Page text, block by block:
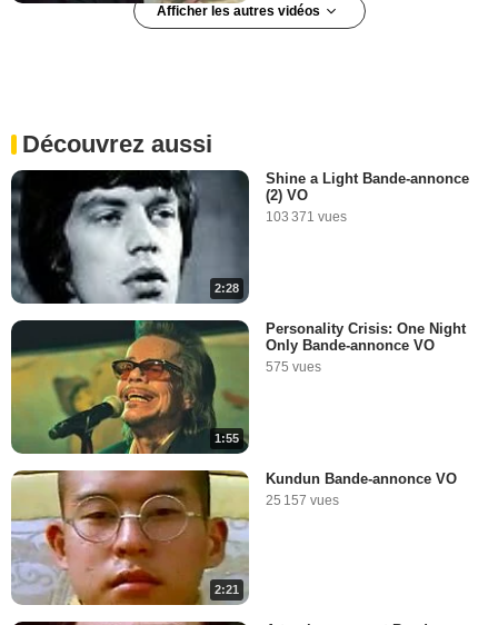
Afficher les autres vidéos
1:29
3:35
Silence : interview Martin
14:24
La leçon de cinéma de
5:48
Découvrez aussi
2:28
Shine a Light Bande-annonce
(2) VO
103 371 vues
1:55
Personality Crisis: One Night
Only Bande-annonce VO
575 vues
2:21
Kundun Bande-annonce VO
25 157 vues